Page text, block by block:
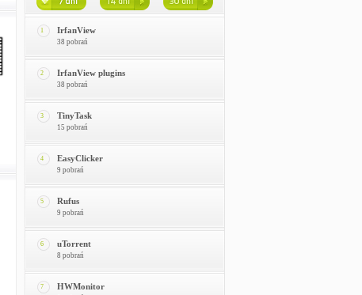
1 IrfanView
38 pobrań
2 IrfanView plugins
38 pobrań
3 TinyTask
15 pobrań
4 EasyClicker
9 pobrań
5 Rufus
9 pobrań
6 uTorrent
8 pobrań
7 HWMonitor